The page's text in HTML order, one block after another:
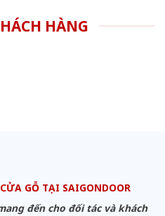
HÀNG
GỖ TẠI SAIGONDOOR
đến cho đối tác và khách